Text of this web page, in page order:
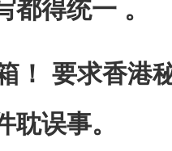
都得统一 。
！ 要求香港
耽误事。